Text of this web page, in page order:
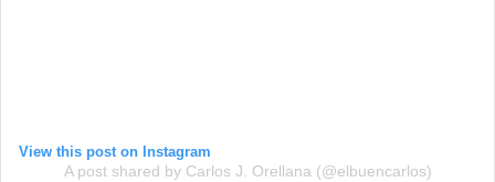
View this post on Instagram
A post shared by Carlos J. Orellana (@elbuencarlos)